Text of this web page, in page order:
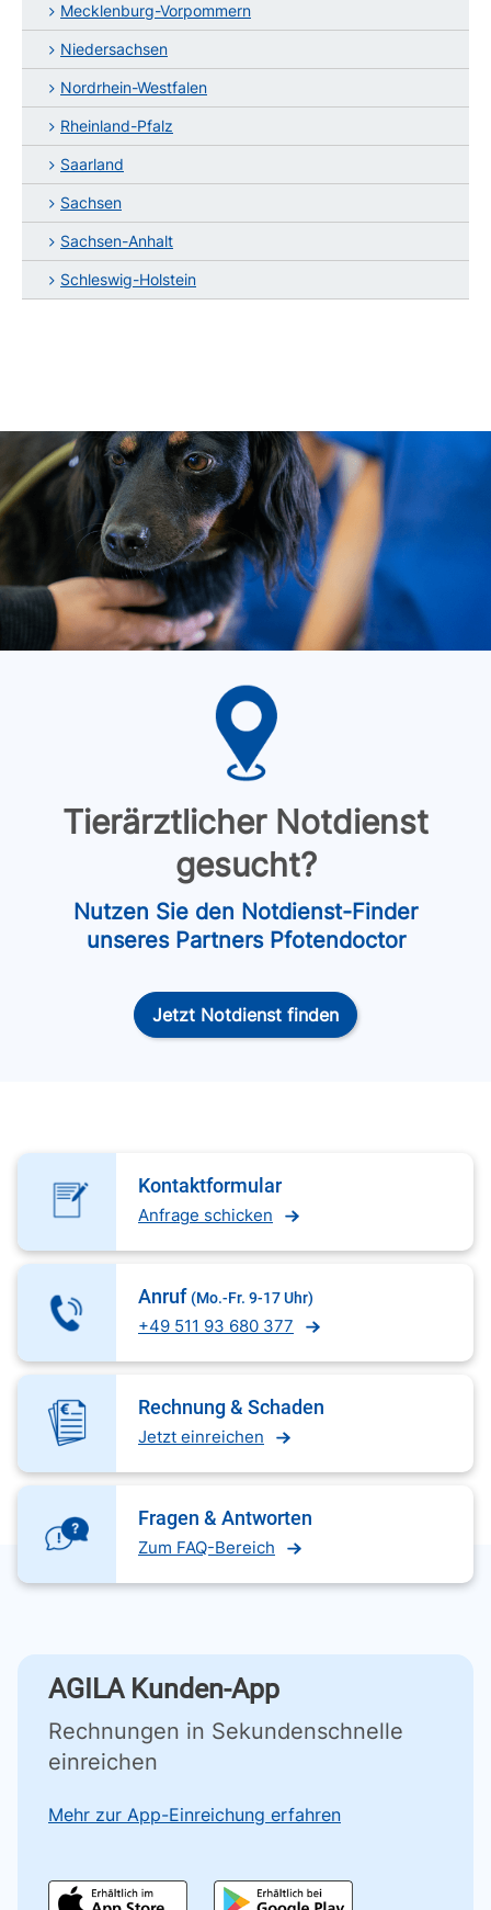
Mecklenburg-Vorpommern
Niedersachsen
Nordrhein-Westfalen
Rheinland-Pfalz
Saarland
Sachsen
Sachsen-Anhalt
Schleswig-Holstein
Tierärztlicher Notdienst
gesucht?
Nutzen Sie den Notdienst-Finder
unseres Partners Pfotendoctor
Jetzt Notdienst finden
Kontaktformular
Anfrage schicken
Anruf (Mo.-Fr. 9-17 Uhr)
+49 511 93 680 377
Rechnung & Schaden
Jetzt einreichen
Fragen & Antworten
Zum FAQ-Bereich
AGILA Kunden-App
Rechnungen in Sekundenschnelle
einreichen
Mehr zur App-Einreichung erfahren